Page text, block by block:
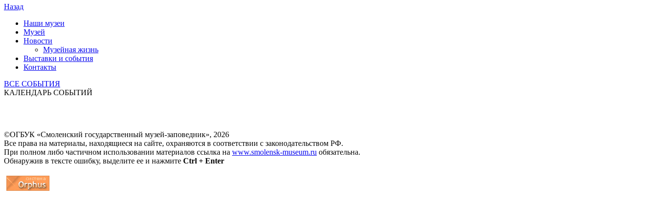
Назад
Наши музеи
Музей
Новости
Музейная жизнь
Выставки и события
Контакты
ВСЕ СОБЫТИЯ
КАЛЕНДАРЬ СОБЫТИЙ
©ОГБУК «Смоленский государственный музей-заповедник», 2026
Все права на материалы, находящиеся на сайте, охраняются в соответствии с законодательством РФ.
При полном либо частичном использовании материалов ссылка на www.smolensk-museum.ru обязательна.
Обнаружив в тексте ошибку, выделите ее и нажмите Ctrl + Enter